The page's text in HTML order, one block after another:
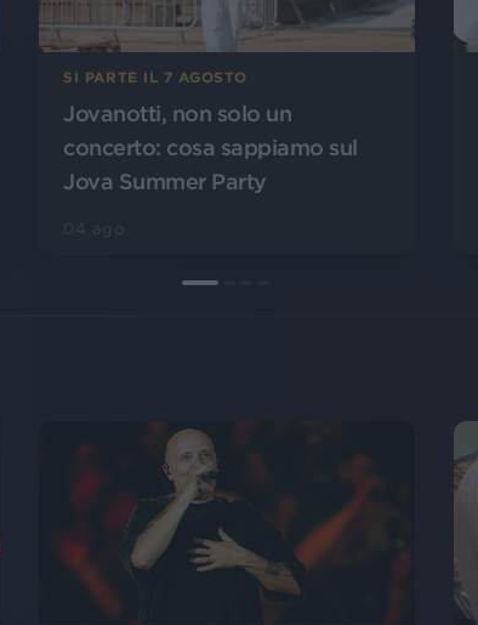
SI PARTE IL 7 AGOSTO
Jovanotti, non solo un
concerto: cosa sappiamo sul
Jova Summer Party